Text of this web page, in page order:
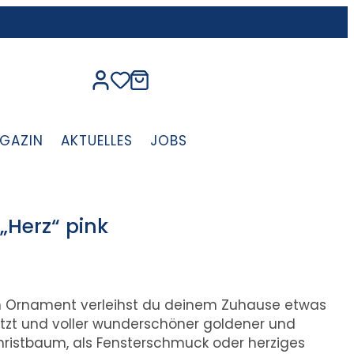
AKTUELLES JOBS
pink
verleihst du deinem Zuhause etwas
und voller wunderschöner goldener und
als Fensterschmuck oder herziges